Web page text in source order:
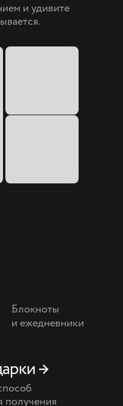
Блокноты
и ежедневники
и удивите
получения
→